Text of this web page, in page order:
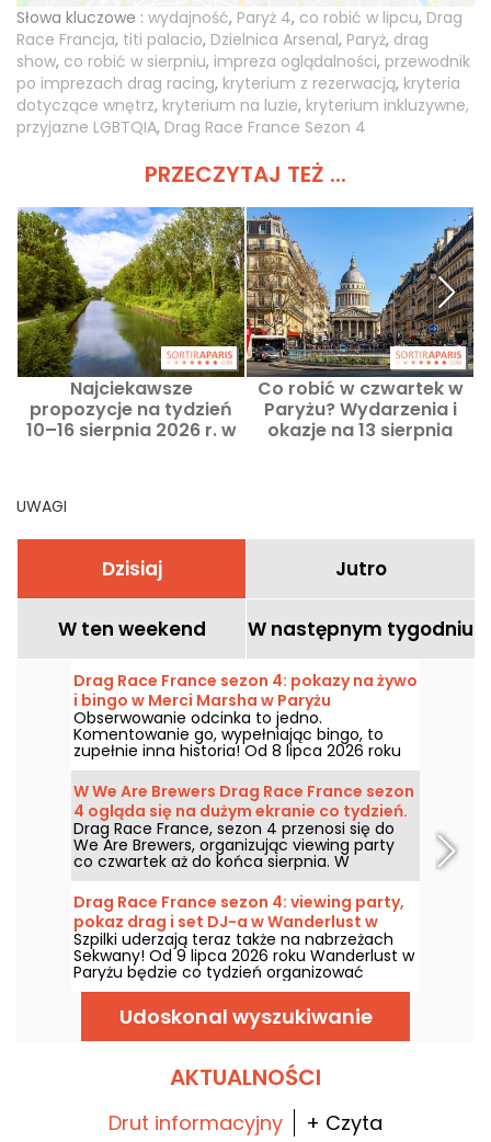
Słowa kluczowe : wydajność, Paryż 4, co robić w lipcu, Drag
Race Francja, titi palacio, Dzielnica Arsenal, Paryż, drag
show, co robić w sierpniu, impreza oglądalności, przewodnik
po imprezach drag racing, kryterium z rezerwacją, kryteria
dotyczące wnętrz, kryterium na luzie, kryterium inkluzywne,
przyjazne LGBTQIA, Drag Race France Sezon 4
PRZECZYTAJ TEŻ ...
Najciekawsze
propozycje na tydzień
10–16 sierpnia 2026 r. w
Co robić w czwartek w
Paryżu? Wydarzenia i
okazje na 13 sierpnia
UWAGI
Dzisiaj Jutro
W ten weekend W następnym tygodniu
Drag Race France sezon 4: pokazy na żywo
i bingo w Merci Marsha w Paryżu
Obserwowanie odcinka to jedno.
Komentowanie go, wypełniając bingo, to
zupełnie inna historia! Od 8 lipca 2026 roku
Merci Marsha organizuje pokazy oglądowe
Drag Race France, sezon 4, prowadzone
przez Amourose i La Pèquenaude w 11.
dzielnicy Paryża. To bardziej zabawny sposób
na śledzenie rywalizacji — kieliszek w dłoni i
pola do zaznaczenia.
W We Are Brewers Drag Race France sezon
4 ogląda się na dużym ekranie co tydzień.
Drag Race France, sezon 4 przenosi się do
We Are Brewers, organizując viewing party
co czwartek aż do końca sierpnia. W
programie: transmisje na żywo, pokazy drag,
meet & greet i queerowe wydarzenia wokół
programu, a pierwszy odcinek 8 lipca 2026
roku.
Drag Race France sezon 4: viewing party,
pokaz drag i set DJ-a w Wanderlust w
Paryżu
Szpilki uderzają teraz także na nabrzeżach
Sekwany! Od 9 lipca 2026 roku Wanderlust w
Paryżu będzie co tydzień organizować
viewing party Drag Race France sezonu 4, z
projekcją odcinków, pokazami drag i setami
DJ-ów do późnych godzin nocnych.
Udoskonal wyszukiwanie
AKTUALNOŚCI
Drut informacyjny + Czyta